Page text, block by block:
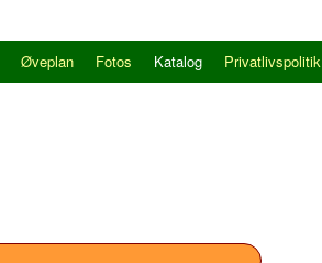
Øveplan Fotos Katalog Privatlivspolitik